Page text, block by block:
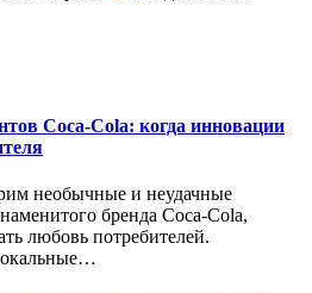
Coca-Cola: когда инновации
необычные и неудачные
бренда Coca-Cola,
любовь потребителей.